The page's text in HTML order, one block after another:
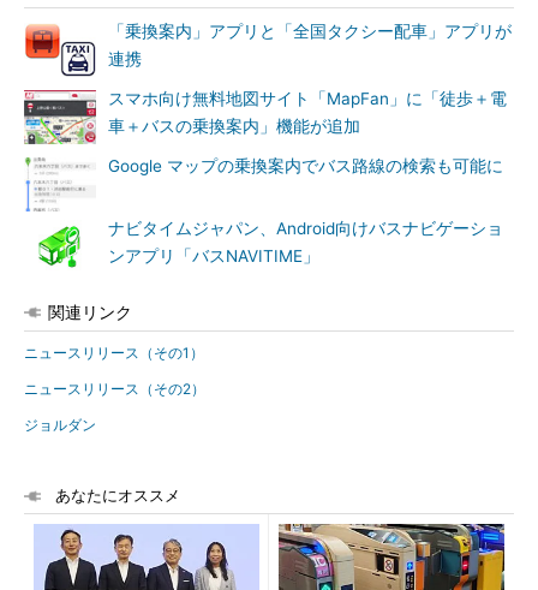
「乗換案内」アプリと「全国タクシー配車」アプリが
連携
スマホ向け無料地図サイト「MapFan」に「徒歩＋電
車＋バスの乗換案内」機能が追加
Google マップの乗換案内でバス路線の検索も可能に
ナビタイムジャパン、Android向けバスナビゲーショ
ンアプリ「バスNAVITIME」
関連リンク
ニュースリリース（その1）
ニュースリリース（その2）
ジョルダン
あなたにオススメ